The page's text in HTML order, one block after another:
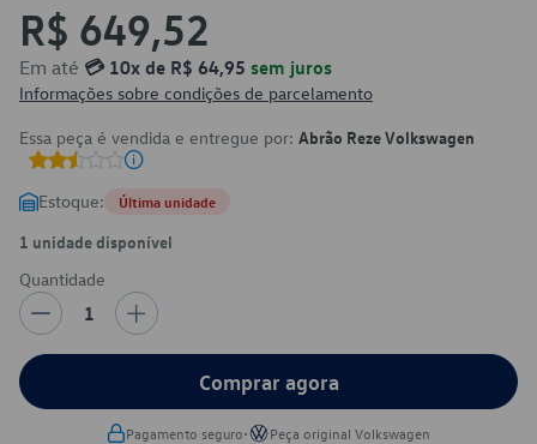
R$ 649,52
Em até 💳 10x de R$ 64,95 sem juros
Informações sobre condições de parcelamento
Essa peça é vendida e entregue por: Abrão Reze Volkswagen
Estoque: Última unidade
1 unidade disponível
Quantidade
1
Comprar agora
Pagamento seguro• Peça original Volkswagen